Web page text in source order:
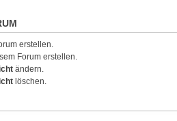
erstellen.
Forum erstellen.
ändern.
löschen.